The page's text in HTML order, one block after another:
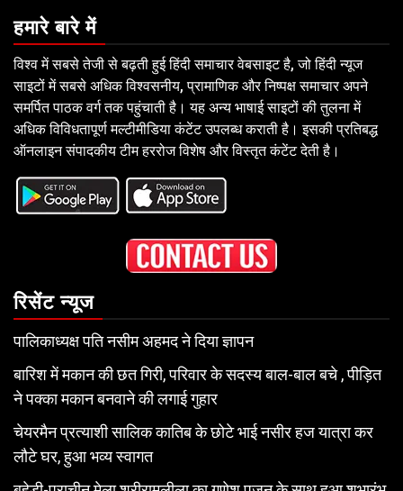
हमारे बारे में
विश्व में सबसे तेजी से बढ़ती हुई हिंदी समाचार वेबसाइट है, जो हिंदी न्यूज
साइटों में सबसे अधिक विश्वसनीय, प्रामाणिक और निष्पक्ष समाचार अपने
समर्पित पाठक वर्ग तक पहुंचाती है। यह अन्य भाषाई साइटों की तुलना में
अधिक विविधतापूर्ण मल्टीमीडिया कंटेंट उपलब्ध कराती है। इसकी प्रतिबद्ध
ऑनलाइन संपादकीय टीम हररोज विशेष और विस्तृत कंटेंट देती है।
रिसेंट न्यूज
पालिकाध्यक्ष पति नसीम अहमद ने दिया ज्ञापन
बारिश में मकान की छत गिरी, परिवार के सदस्य बाल-बाल बचे , पीड़ित
ने पक्का मकान बनवाने की लगाई गुहार
चेयरमैन प्रत्याशी सालिक कातिब के छोटे भाई नसीर हज यात्रा कर
लौटे घर, हुआ भव्य स्वागत